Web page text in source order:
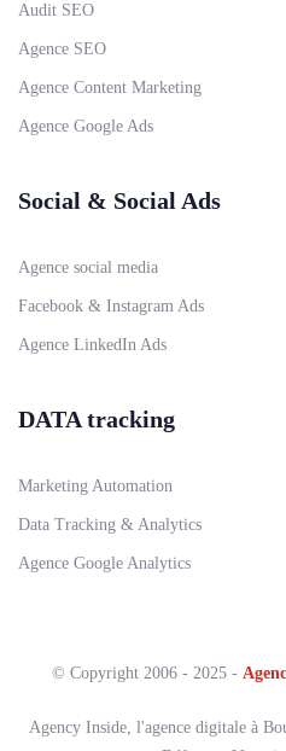
Audit SEO
Agence SEO
Agence Content Marketing
Agence Google Ads
Social & Social Ads
Agence social media
Facebook & Instagram Ads
Agence LinkedIn Ads
DATA tracking
Marketing Automation
Data Tracking & Analytics
Agence Google Analytics
© Copyright 2006 - 2025 -
Agency Inside, l'agence digitale à